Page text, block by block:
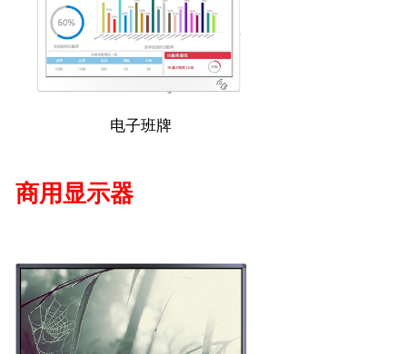
电子班牌
商用显示器